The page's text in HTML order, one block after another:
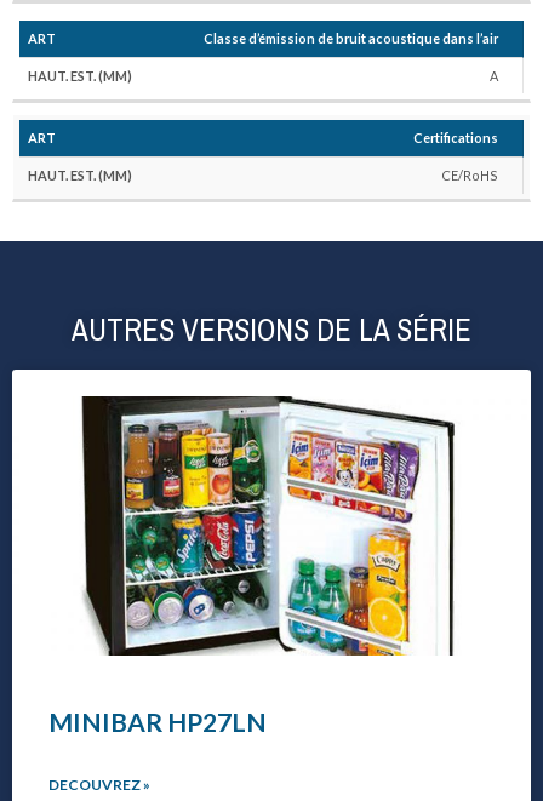
Classe d’émission de bruit acoustique dans l’air
A
Certifications
CE/RoHS
AUTRES VERSIONS DE LA SÉRIE
MINIBAR HP27LN
DECOUVREZ »